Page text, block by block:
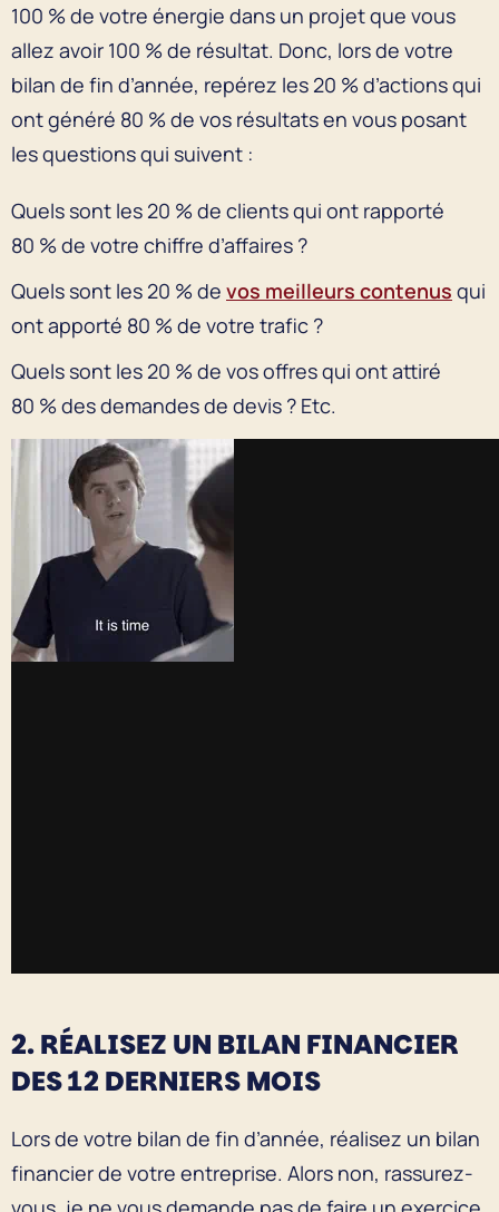
100 % de votre énergie dans un projet que vous
allez avoir 100 % de résultat. Donc, lors de votre
bilan de fin d’année, repérez les 20 % d’actions qui
ont généré 80 % de vos résultats en vous posant
les questions qui suivent :
Quels sont les 20 % de clients qui ont rapporté
80 % de votre chiffre d’affaires ?
Quels sont les 20 % de vos meilleurs contenus qui
ont apporté 80 % de votre trafic ?
Quels sont les 20 % de vos offres qui ont attiré
80 % des demandes de devis ? Etc.
2. RÉALISEZ UN BILAN FINANCIER
DES 12 DERNIERS MOIS
Lors de votre bilan de fin d’année, réalisez un bilan
financier de votre entreprise. Alors non, rassurez-